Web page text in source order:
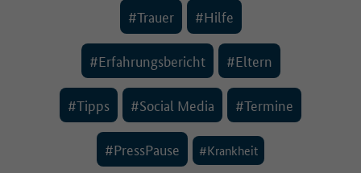
#Trauer #Hilfe
#Erfahrungsbericht #Eltern
#Tipps #Social Media #Termine
#PressPause #Krankheit